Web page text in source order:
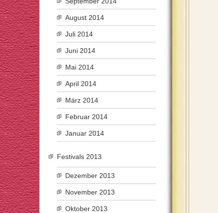
August 2014
Juli 2014
Juni 2014
Mai 2014
April 2014
März 2014
Februar 2014
Januar 2014
Festivals 2013
Dezember 2013
November 2013
Oktober 2013